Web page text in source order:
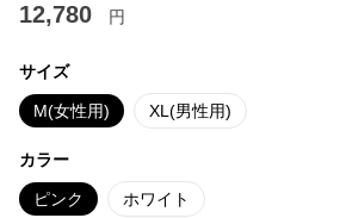
12,780 円
サイズ
M(女性用) XL(男性用)
カラー
ピンク ホワイト